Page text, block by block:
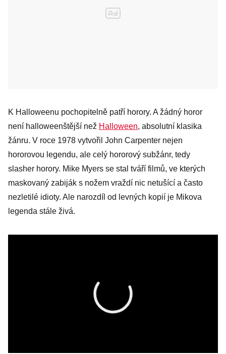
K Halloweenu pochopitelně patří horory. A žádný horor
není halloweenštější než Halloween, absolutní klasika
žánru. V roce 1978 vytvořil John Carpenter nejen
hororovou legendu, ale celý hororový subžánr, tedy
slasher horory. Mike Myers se stal tváří filmů, ve kterých
maskovaný zabiják s nožem vraždí nic netušící a často
nezletilé idioty. Ale narozdíl od levných kopií je Mikova
legenda stále živá.